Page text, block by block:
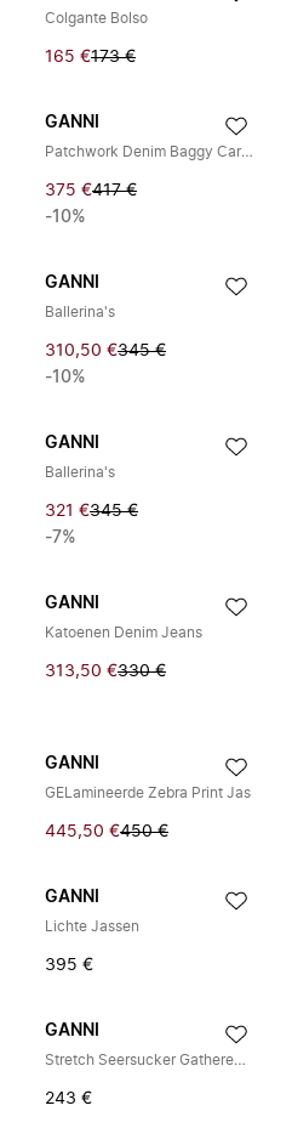
Colgante Bolso
165 €173 €
GANNI
Patchwork Denim Baggy Cargo Jeans
375 €417 €
-10%
GANNI
Ballerina's
310,50 €345 €
-10%
GANNI
Ballerina's
321 €345 €
-7%
GANNI
Katoenen Denim Jeans
313,50 €330 €
GANNI
GELamineerde Zebra Print Jas
445,50 €450 €
GANNI
Lichte Jassen
395 €
GANNI
Stretch Seersucker Gathered Mini Jurk
243 €